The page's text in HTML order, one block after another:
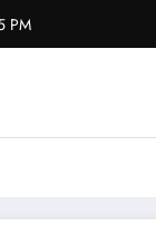
PM